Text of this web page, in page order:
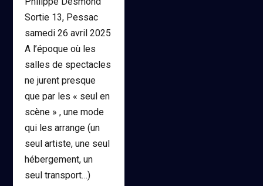
Sortie 13, Pessac
samedi 26 avril 2025
A l’époque où les
salles de spectacles
ne jurent presque
que par les « seul en
scène » , une mode
qui les arrange (un
seul artiste, une seul
hébergement, un
seul transport…)